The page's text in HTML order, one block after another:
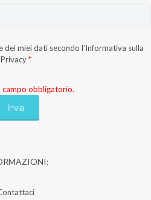
dei miei dati secondo l’Informativa sulla
Privacy *
campo obbligatorio.